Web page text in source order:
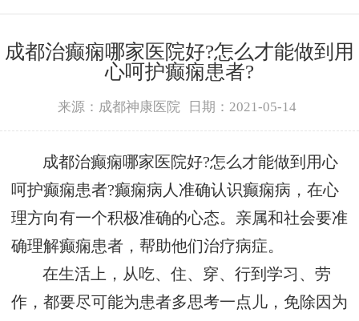
成都治癫痫哪家医院好?怎么才能做到用
心呵护癫痫患者?
来源：成都神康医院 日期：2021-05-14
成都治癫痫哪家医院好?怎么才能做到用心
呵护癫痫患者?癫痫病人准确认识癫痫病，在心
理方向有一个积极准确的心态。亲属和社会要准
确理解癫痫患者，帮助他们治疗病症。
在生活上，从吃、住、穿、行到学习、劳
作，都要尽可能为患者多思考一点儿，免除因为